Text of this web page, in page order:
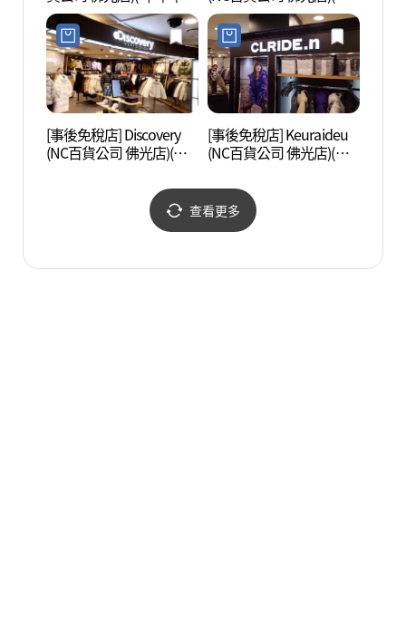
NC백화점 불광점)
자녹스 NC백화점 불광점)
[事後免稅店] Discovery
(NC百貨公司 佛光店)(디
[事後免稅店] Keuraideu
(NC百貨公司 佛光店)(클
查看更多